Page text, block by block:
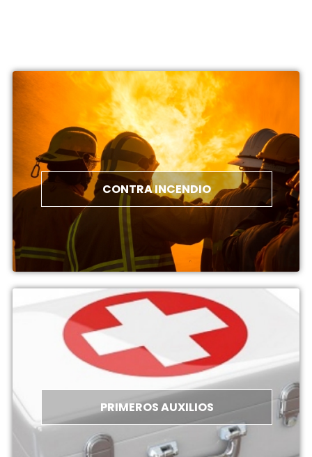
PRIMEROS AUXILIOS
CONTRA INCENDIO